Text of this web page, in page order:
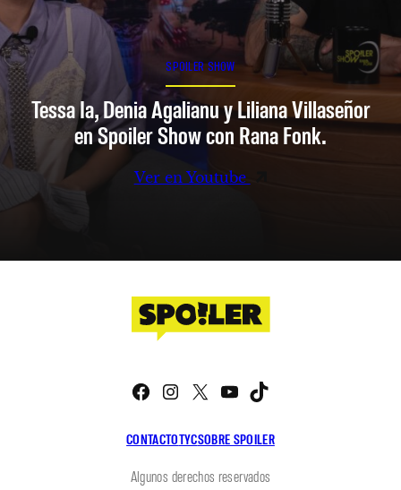
SPOILER SHOW
Tessa Ia, Denia Agalianu y Liliana Villaseñor
en Spoiler Show con Rana Fonk.
Ver en Youtube
CONTACTOTYCSOBRE SPOILER
Facebook
Instagram
X YouTube
Algunos derechos reservados